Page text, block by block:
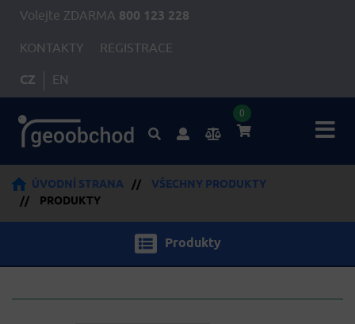
Volejte ZDARMA 800 123 228
KONTAKTY REGISTRACE
CZ EN
0
ÚVODNÍ STRANA //
VŠECHNY PRODUKTY
//
PRODUKTY
Produkty